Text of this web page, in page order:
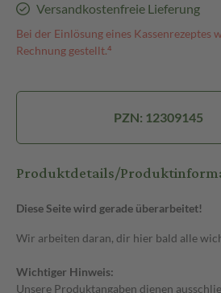
Versandkostenfreie Lieferung
Bei der Einlösung eines
Rechnung gestellt.⁴
PZN: 12309145
Produktdetails/
Diese Seite wird gerade überarbeitet!
Wir arbeiten daran, dir hier bald alle
Wichtiger Hinweis:
Unsere Produktangaben dienen